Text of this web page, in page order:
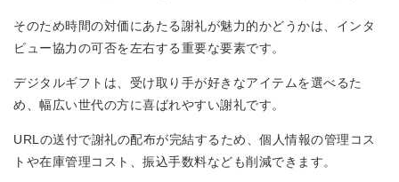
そのため時間の対価にあたる謝礼が魅力的かどうかは、インタ
ビュー協力の可否を左右する重要な要素です。
デジタルギフトは、受け取り手が好きなアイテムを選べるた
め、幅広い世代の方に喜ばれやすい謝礼です。
URLの送付で謝礼の配布が完結するため、個人情報の管理コス
トや在庫管理コスト、振込手数料なども削減できます。